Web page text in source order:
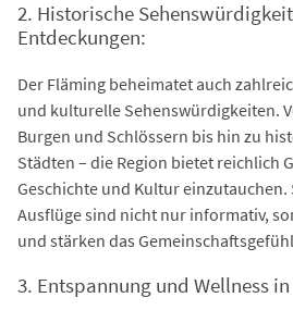
2. Historische
Entdeckungen:
Der Fläming beheimatet auch
und kulturelle Sehenswürdigkeiten.
Burgen und Schlössern bis hin zu
Städten – die Region bietet reichlich
Geschichte und Kultur
Ausflüge sind nicht nur informativ,
und stärken das
3. Entspannung und Wellness